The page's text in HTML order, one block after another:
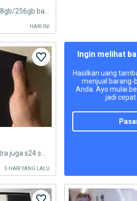
HARI INI
5 HARI YANG LALU
Ingin melihat
Hasilkan uang
menjual barang-
Anda. Ayo mulai
jadi cepat